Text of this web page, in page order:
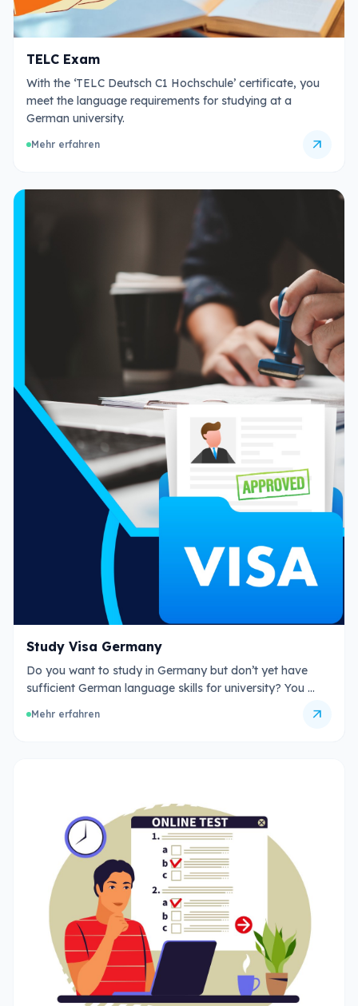
TELC Exam
With the ‘TELC Deutsch C1 Hochschule’ certificate, you
meet the language requirements for studying at a
German university.
Mehr erfahren arrow_outward
Study Visa Germany
Do you want to study in Germany but don’t yet have
sufficient German language skills for university? You …
Mehr erfahren arrow_outward